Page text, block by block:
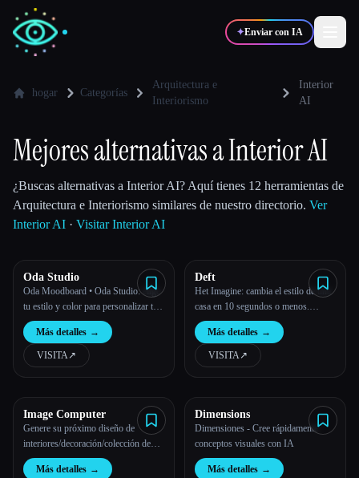
✦Enviar con IA
💻
🎓 Estudiantes
Blog
Comparar herramientas
Acerca de
hogar Categorías
Arquitectura e
Interiorismo
Interior
AI
Mejores alternativas a Interior AI
¿Buscas alternativas a Interior AI? Aquí tienes 12 herramientas de
Arquitectura e Interiorismo similares de nuestro directorio. Ver
Interior AI · Visitar Interior AI
Oda Studio
Oda Moodboard • Oda Studio: elige
tu estilo y color para personalizar tu
casa en segundos con la IA.
Más detalles →
VISITA↗︎
Deft
Het Imagine: cambia el estilo de una
casa en 10 segundos o menos.
Inspiración, diseño de interiores,
puesta en escena y más.
Más detalles →
VISITA↗︎
Image Computer
Genere su próximo diseño de
interiores/decoración/colección de
moda/arte conceptual
Más detalles →
Dimensions
Dimensiones - Cree rápidamente
conceptos visuales con IA
Más detalles →